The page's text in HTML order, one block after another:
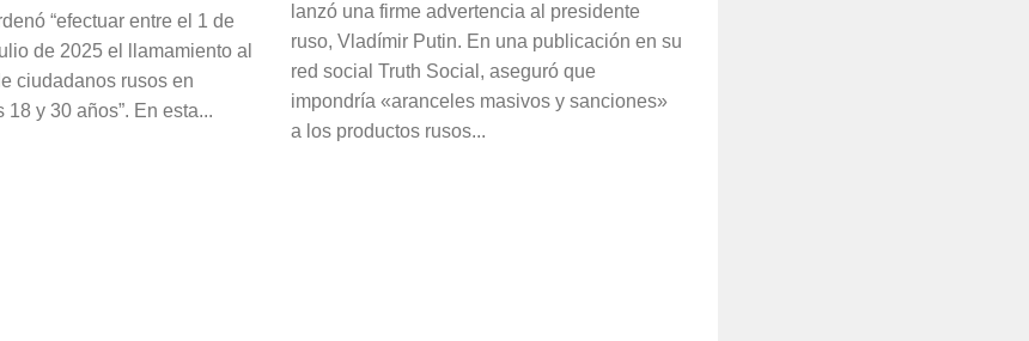
“efectuar entre el 1 de
de 2025 el llamamiento al
ciudadanos rusos en
y 30 años”. En esta...
lanzó una firme advertencia al presidente
ruso, Vladímir Putin. En una publicación en su
red social Truth Social, aseguró que
impondría «aranceles masivos y sanciones»
a los productos rusos...